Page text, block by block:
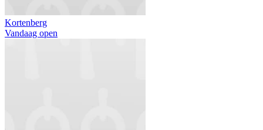
Kortenberg
Vandaag open